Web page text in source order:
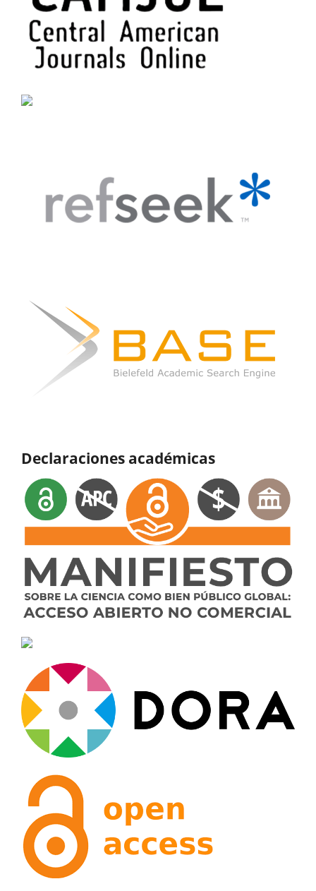
Declaraciones académicas